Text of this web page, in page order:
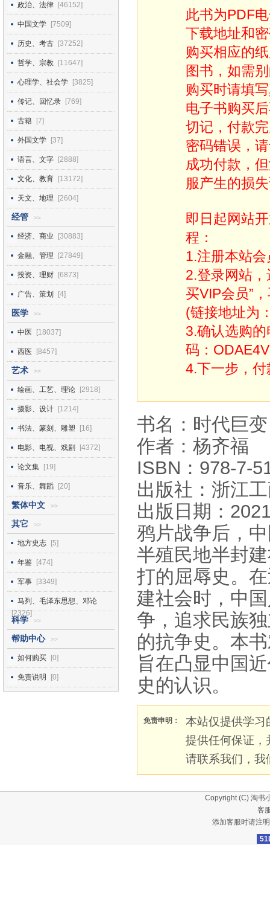
政治、法律 [46152]
中国文学 [7509]
历史、考古 [37252]
哲学、宗教 [11647]
心理学、社会学 [3825]
传记、回忆录 [769]
古籍 [7]
外国文学 [37]
语言、文字 [2888]
文化、教育 [13172]
天文、地理 [2604]
经管 >>
经济、商业 [30883]
金融、管理 [27849]
投资、理财 [6873]
广告、策划 [4]
医学 >>
中医 [18037]
西医 [8457]
艺术 >>
绘画、工艺、理论 [2918]
摄影、设计 [1214]
书法、篆刻、雕塑 [16]
电影、电视、戏剧 [4372]
论文集 [19]
音乐、舞蹈 [20]
繁体中文 >>
其它 >>
地方史志 [5]
年鉴 [474]
军事 [3349]
马列、毛泽东思想、邓论
[2326]
科学 >>
帮助中心 >>
如何购买 [0]
免责说明 [0]
此书为PDF
下载地址和
购买相应的
图书，如需
购买时请填
电子书购买
切记，付款
密码错误，
成功付款，
服产生的损
即日起网站
程：
1.注册本站会
2.登录网站，
买VIP会员”
(链接地址为
3.确认选购
码：
4.下一步，
书名：时代巨
作者：杨齐福
ISBN：978-7-
出版社：浙江
出版日期：
鸦片战争后，
半殖民地半封
打的屈辱史。
建社会时，中
争，追求民族
的抗争史。本
旨在凸显中国
史的认识。
免责申明：
本站仅提供学习
提供任何保证，
请联系我们，我
Copyright (C) 淘书
客
添加客服时请注